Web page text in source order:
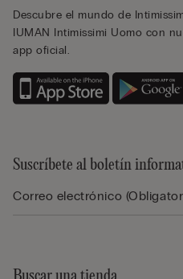
Descubre el mundo de
IUMAN Intimissimi Uomo con
app oficial.
Suscríbete al boletín